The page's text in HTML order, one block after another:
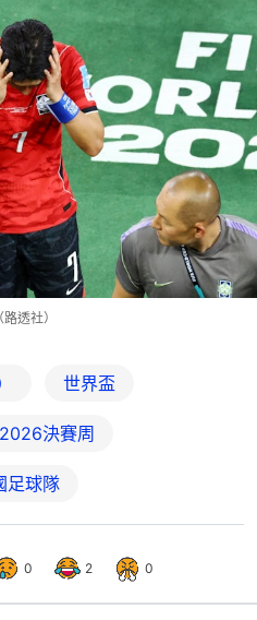
透社）
世界盃
決賽周
足球隊
0 2 0